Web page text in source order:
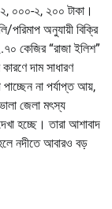
০০০-২, ২০০ টাকা।
পরিমাপ অনুযায়ী বিক্রি
কেজির “রাজা ইলিশ”
দাম সাধারণ
না পর্যাপ্ত আয়,
জেলা মৎস্য
হচ্ছে। তারা আশাবাদ
নদীতে আবারও বড়